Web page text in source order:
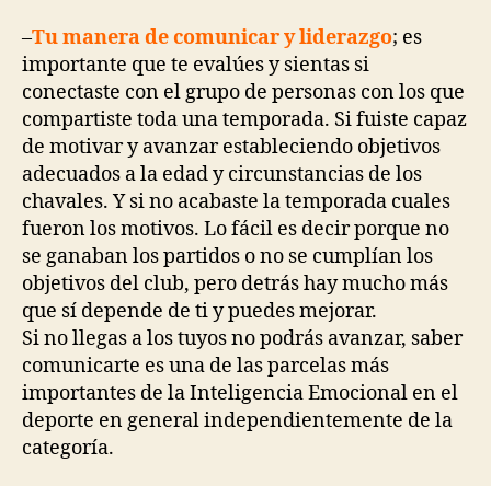
–Tu manera de comunicar y liderazgo; es
importante que te evalúes y sientas si
conectaste con el grupo de personas con los que
compartiste toda una temporada. Si fuiste capaz
de motivar y avanzar estableciendo objetivos
adecuados a la edad y circunstancias de los
chavales. Y si no acabaste la temporada cuales
fueron los motivos. Lo fácil es decir porque no
se ganaban los partidos o no se cumplían los
objetivos del club, pero detrás hay mucho más
que sí depende de ti y puedes mejorar.
Si no llegas a los tuyos no podrás avanzar, saber
comunicarte es una de las parcelas más
importantes de la Inteligencia Emocional en el
deporte en general independientemente de la
categoría.